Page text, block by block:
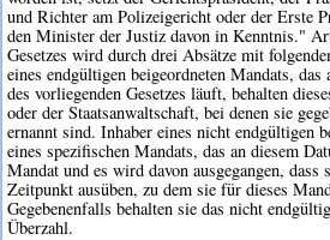
und Richter am Polizeigericht oder der Erste
den Minister der Justiz davon in Kenntnis."
Gesetzes wird durch drei Absätze mit
eines endgültigen beigeordneten Mandats,
des vorliegenden Gesetzes läuft, behalten
oder der Staatsanwaltschaft, bei denen sie
ernannt sind. Inhaber eines nicht endgültigen
eines spezifischen Mandats, das an diesem
Mandat und es wird davon ausgegangen, dass
Zeitpunkt ausüben, zu dem sie für dieses
Gegebenenfalls behalten sie das nicht
Überzahl.